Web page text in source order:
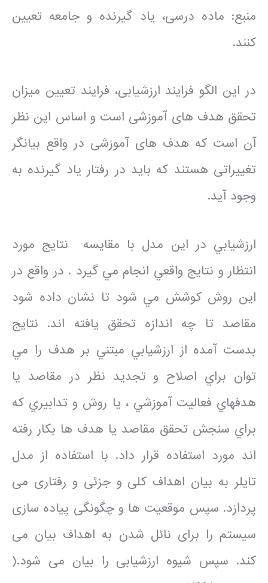
منبع: ماده درسی، یاد گیرنده و جامعه تعیین
کنند.
در این الگو فرایند ارزشیابی، فرایند تعیین میزان
تحقق هدف های آموزشی است و اساس این نظر
آن است که هدف ‌های آموزشی در واقع بیانگر
تغییراتی هستند که باید در رفتار یاد گیرنده به
وجود آید.
ارزشيابي در اين مدل با مقايسه ‌ نتايج مورد
انتظار و نتايج واقعي انجام مي گيرد . در واقع در
اين روش كوشش مي شود تا نشان داده شود
مقاصد تا چه اندازه تحقق يافته اند. نتايج
بدست آمده از ارزشيابي مبتني بر هدف را مي
توان براي اصلاح و تجديد نظر در مقاصد يا
هدفهاي فعاليت آموزشي ، يا روش و تدابيري كه
براي سنجش تحقق مقاصد يا هدف ها بكار رفته
اند مورد استفاده قرار داد. با استفاده از مدل
تایلر به بیان اهداف کلی و جزئی و رفتاری می
پردازد. سپس موقعیت ها و چگونگی پیاده سازی
سیستم را برای نائل شدن به اهداف بیان می
کند. سپس شیوه ارزشیابی را بیان می شود.(